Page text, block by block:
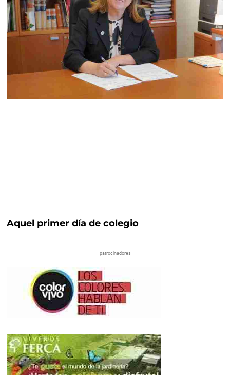
Aquel primer día de colegio
– patrocinadores –